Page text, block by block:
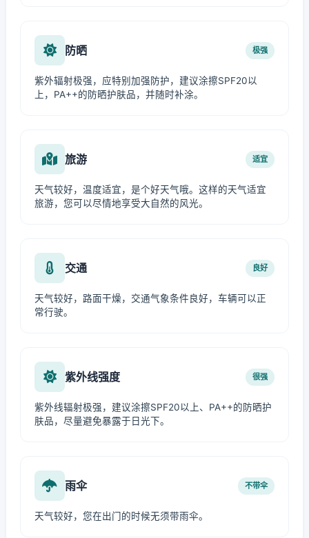
防晒 极强
紫外辐射极强，应特别加强防护，建议涂擦SPF20以
上，PA++的防晒护肤品，并随时补涂。
旅游 适宜
天气较好，温度适宜，是个好天气哦。这样的天气适宜
旅游，您可以尽情地享受大自然的风光。
交通 良好
天气较好，路面干燥，交通气象条件良好，车辆可以正
常行驶。
紫外线强度 很强
紫外线辐射极强，建议涂擦SPF20以上、PA++的防晒护
肤品，尽量避免暴露于日光下。
雨伞 不带伞
天气较好，您在出门的时候无须带雨伞。